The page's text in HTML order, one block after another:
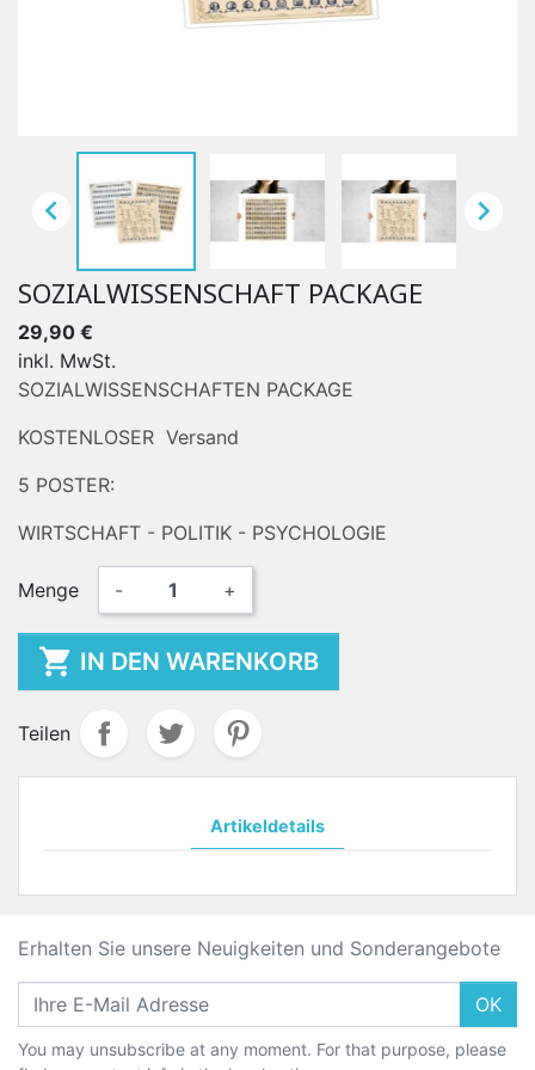
 
SOZIALWISSENSCHAFT PACKAGE
29,90 €
inkl. MwSt.
SOZIALWISSENSCHAFTEN PACKAGE
KOSTENLOSER Versand
5 POSTER:
WIRTSCHAFT - POLITIK - PSYCHOLOGIE
Menge - +
 IN DEN WARENKORB
Teilen
Artikeldetails
Erhalten Sie unsere Neuigkeiten und Sonderangebote
OK
You may unsubscribe at any moment. For that purpose, please